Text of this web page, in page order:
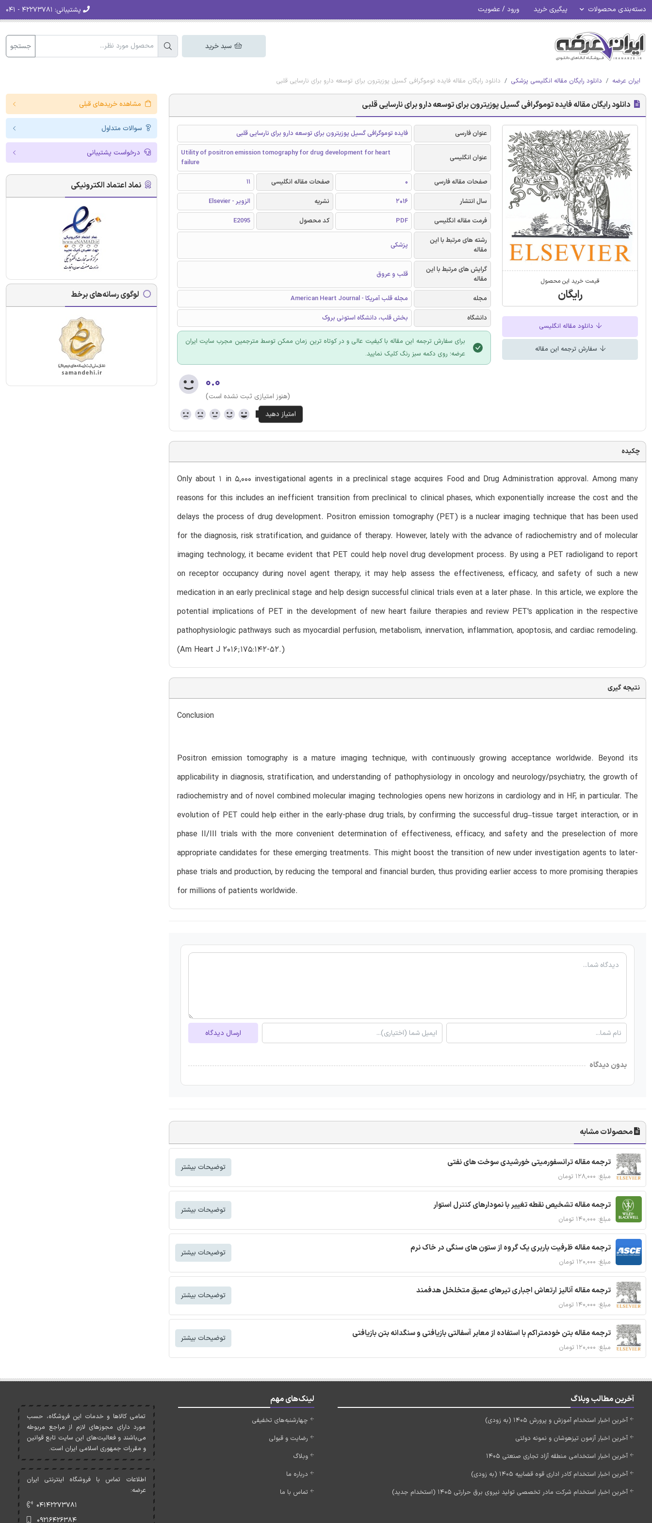
دسته‌بندی محصولات پیگیری خرید ورود / عضویت پشتیبانی:
سبد خرید جستجو
ایران عرضه دانلود رایگان مقاله انگلیسی پزشکی دانلود رایگان مقاله فایده توموگرافی گسیل پوزیترون برای توسعه دارو برای نارسایی قلبی
دانلود رایگان مقاله فایده توموگرافی گسیل پوزیترون برای توسعه دارو برای نارسایی قلبی
قیمت خرید این محصول
رایگان
دانلود مقاله انگلیسی
سفارش ترجمه این مقاله
عنوان فارسی فایده توموگرافی گسیل پوزیترون برای توسعه دارو برای نارسایی قلبی
عنوان انگلیسی
Utility of positron emission tomography for drug development for heart
failure
صفحات مقاله فارسی
0 صفحات مقاله انگلیسی
11
سال انتشار
2016 نشریه
الزویر - Elsevier
فرمت مقاله انگلیسی
PDF کد محصول
E2095
رشته های مرتبط با این
مقاله
پزشکی
گرایش های مرتبط با این
مقاله
قلب و عروق
مجله
مجله قلب آمریکا - American Heart Journal
دانشگاه
بخش قلب، دانشگاه استونی بروک
برای سفارش ترجمه این مقاله با کیفیت عالی و در کوتاه ترین زمان ممکن توسط مترجمین مجرب سایت ایران
عرضه؛ روی دکمه سبز رنگ کلیک نمایید.
۰.۰
(هنوز امتیازی ثبت نشده است)
چکیده
Only about 1 in 5,000 investigational agents in a preclinical stage acquires Food and Drug Administration approval. Among many
reasons for this includes an inefficient transition from preclinical to clinical phases, which exponentially increase the cost and the
delays the process of drug development. Positron emission tomography (PET) is a nuclear imaging technique that has been used
for the diagnosis, risk stratification, and guidance of therapy. However, lately with the advance of radiochemistry and of molecular
imaging technology, it became evident that PET could help novel drug development process. By using a PET radioligand to report
on receptor occupancy during novel agent therapy, it may help assess the effectiveness, efficacy, and safety of such a new
medication in an early preclinical stage and help design successful clinical trials even at a later phase. In this article, we explore the
potential implications of PET in the development of new heart failure therapies and review PET's application in the respective
pathophysiologic pathways such as myocardial perfusion, metabolism, innervation, inflammation, apoptosis, and cardiac remodeling.
(Am Heart J 2016;175:142-52.)
نتیجه گیری
Conclusion
Positron emission tomography is a mature imaging technique, with continuously growing acceptance worldwide. Beyond its
applicability in diagnosis, stratification, and understanding of pathophysiology in oncology and neurology/psychiatry, the growth of
radiochemistry and of novel combined molecular imaging technologies opens new horizons in cardiology and in HF, in particular. The
evolution of PET could help either in the early-phase drug trials, by confirming the successful drug–tissue target interaction, or in
phase II/III trials with the more convenient determination of effectiveness, efficacy, and safety and the preselection of more
appropriate candidates for these emerging treatments. This might boost the transition of new under investigation agents to later-
phase trials and production, by reducing the temporal and financial burden, thus providing earlier access to more promising therapies
for millions of patients worldwide.
ارسال دیدگاه
بدون دیدگاه
محصولات مشابه
ترجمه مقاله ترانسفورمیتی خورشیدی سوخت های نفتی
مبلغ: ۱۲۸,۰۰۰ تومان
توضیحات بیشتر
ترجمه مقاله تشخیص نقطه تغییر با نمودارهای کنترل استوار
مبلغ: ۱۴۰,۰۰۰ تومان
توضیحات بیشتر
ترجمه مقاله ظرفیت باربری یک گروه از ستون های سنگی در خاک نرم
مبلغ: ۱۲۰,۰۰۰ تومان
توضیحات بیشتر
ترجمه مقاله آنالیز ارتعاش اجباری تیرهای عمیق متخلخل هدفمند
مبلغ: ۱۴۰,۰۰۰ تومان
توضیحات بیشتر
ترجمه مقاله بتن خودمتراکم با استفاده از معابر آسفالتی بازیافتی و سنگدانه بتن بازیافتی
مبلغ: ۱۲۰,۰۰۰ تومان
توضیحات بیشتر
مشاهده خریدهای قبلی
سوالات متداول
درخواست پشتیبانی
نماد اعتماد الکترونیکی
لوگوی رسانه‌های برخط
آخرین مطالب وبلاگ
آخرین اخبار استخدام آموزش و پرورش 1405 (به زودی)
آخرین اخبار آزمون تیزهوشان و نمونه دولتی
آخرین اخبار استخدامی منطقه آزاد تجاری صنعتی 1405
آخرین اخبار استخدام کادر اداری قوه قضاییه 1405 (به زودی)
آخرین اخبار استخدام شرکت مادر تخصصی تولید نیروی برق حرارتی 1405 (استخدام جدید)
لینک‌های مهم
چهارشنبه‌های تخفیفی
رضایت و قبولی
وبلاگ
درباره ما
تماس با ما
تمامی کالاها و خدمات اين فروشگاه، حسب
مورد دارای مجوزهای لازم از مراجع مربوطه
می‌باشند و فعاليت‌های اين سايت تابع قوانين
و مقررات جمهوری اسلامی ايران است.
اطلاعات تماس با فروشگاه اینترنتی ایران
عرضه:
۰۴۱۴۲۲۷۳۷۸۱
۰۹۲۱۶۴۲۶۳۸۴